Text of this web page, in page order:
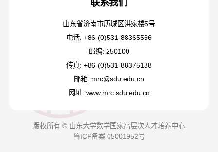
联系我们
山东省济南市历城区洪家楼5号
电话: +86-(0)531-88365566
邮编: 250100
传真: +86-(0)531-88375188
邮箱: mrc@sdu.edu.cn
网址: www.mrc.sdu.edu.cn
版权所有 © 山东大学数学国家高层次人才培养中心
鲁ICP备案 05001952号